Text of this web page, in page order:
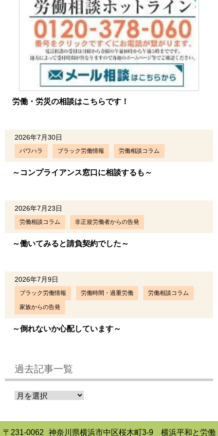
労働・労災の相談はこちらです！
2026年7月30日
パワハラ ブラック労働情報 労働相談コラム
～コンプライアンス窓口に相談するも～
2026年7月23日
労働相談コラム 非正規労働者からの告発
～働いてみると請負契約でした～
2026年7月9日
ブラック労働情報 労働時間・過重労働 労働相談コラム
家族からの告発
～倒れないか心配しています～
過去記事一覧
〒231-0062 神奈川県横浜市中区桜木町3-9 横浜平和と労働